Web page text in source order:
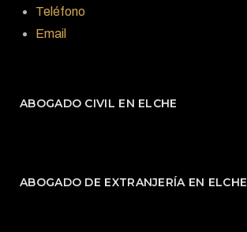
Teléfono
Email
ABOGADO CIVIL EN ELCHE
ABOGADO DE EXTRANJERÍA EN ELCHE